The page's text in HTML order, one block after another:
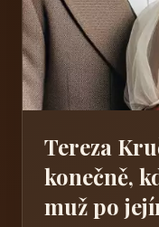
Tereza
konečně,
muž po